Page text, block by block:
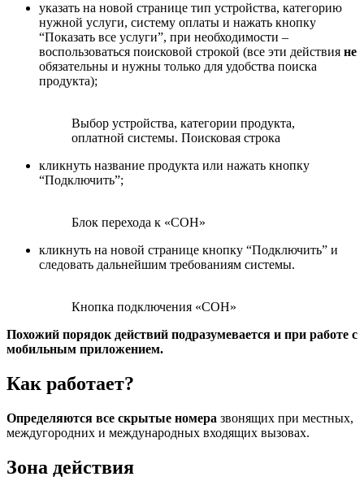
указать на новой странице тип устройства, категорию
нужной услуги, систему оплаты и нажать кнопку
“Показать все услуги”, при необходимости –
воспользоваться поисковой строкой (все эти действия не
обязательны и нужны только для удобства поиска
продукта);
Выбор устройства, категории продукта,
оплатной системы. Поисковая строка
кликнуть название продукта или нажать кнопку
“Подключить”;
Блок перехода к «СОН»
кликнуть на новой странице кнопку “Подключить” и
следовать дальнейшим требованиям системы.
Кнопка подключения «СОН»
Похожий порядок действий подразумевается и при работе с
мобильным приложением.
Как работает?
Определяются все скрытые номера звонящих при местных,
междугородних и международных входящих вызовах.
Зона действия